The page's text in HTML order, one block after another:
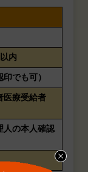
内
でも可）
医療受給者
人の本人確認